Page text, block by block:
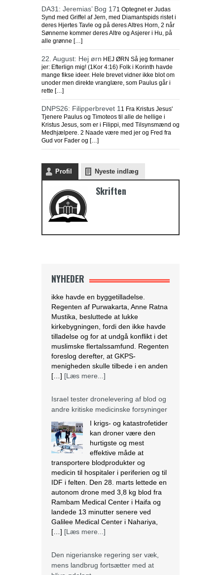
DA31: Jeremias’ Bog 171 Optegnet er Judas
Synd med Griffel af Jern, med Diamantspids ristet i
deres Hjertes Tavle og på deres Altres Horn, 2 når
Sønnerne kommer deres Altre og Asjerer i Hu, på
alle grønne […]
22. August: Hej ørn HEJ ØRN Så jeg formaner
jer: Efterlign mig! (1Kor 4:16) Folk i Korinth havde
mange fikse ideer. Hele brevet vidner ikke blot om
unoder men direkte vranglære, som Paulus går i
rette […]
DNPS26: Filipperbrevet 1 1 Fra Kristus Jesus'
Tjenere Paulus og Timoteos til alle de hellige i
Kristus Jesus, som er i Filippi, med Tilsynsmænd og
Medhjælpere. 2 Naade være med jer og Fred fra
Gud vor Fader og […]
Profil Nyeste indlæg
Skriften
NYHEDER
Purwakarta
regeringsmyndigheden i
Vestjava lukkede
Protestant Christian Church (GKPS)
bygning i Cigelam landsby, fordi den
muslimske flertalssamfund. Regenten
menigheden skulle tilbede i en anden
[…][Læs mere...]
Israel tester dronelevering af blod og
andre kritiske medicinske forsyninger
I krigs- og katastrofetider
kan droner være den
hurtigste og mest
medicin til hospitaler i periferien og til
IDF i felten. Den 28. marts lettede en
autonom drone med 3,8 kg blod fra
Rambam Medical Center i Haifa og
landede 13 minutter senere ved
Galilee Medical Center i Nahariya,
[…][Læs mere...]
Den nigerianske regering ser væk,
mens landbrug fortsætter med at
Massiv ødelæggelse af landbrug er
blevet det nye normal i mange
den nordcentrale region i Nigeria. I
regionen fortsætter mange kristne
med at blive målrettet af militante.